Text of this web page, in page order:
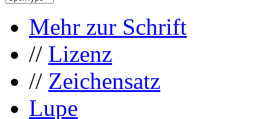
Mehr zur Schrift
// Lizenz
// Zeichensatz
Lupe